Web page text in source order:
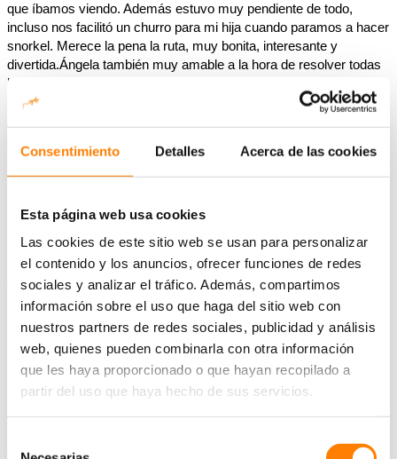
Consentimiento Detalles Acerca de las cookies
Esta página web usa cookies
Las cookies de este sitio web se usan para personalizar
el contenido y los anuncios, ofrecer funciones de redes
sociales y analizar el tráfico. Además, compartimos
información sobre el uso que haga del sitio web con
nuestros partners de redes sociales, publicidad y análisis
web, quienes pueden combinarla con otra información
que les haya proporcionado o que hayan recopilado a
partir del uso que haya hecho de sus servicios.
que íbamos viendo. Además estuvo muy pendiente de todo,
incluso nos facilitó un churro para mi hija cuando paramos a hacer
snorkel. Merece la pena la ruta, muy bonita, interesante y
divertida.Ángela también muy amable a la hora de resolver todas
las dudas que me surgieron antes de hacer la reserva.
con Zonaktiva. Llevamos más de 13 años guiando excursiones
por elParque Natural , remando entre calas escondidas en kayak
o navegando junto a acantilados volcánicos en barco. Elige tu
aventura y reserva en un par de clics.
Rutas en kayak
Dificultad: